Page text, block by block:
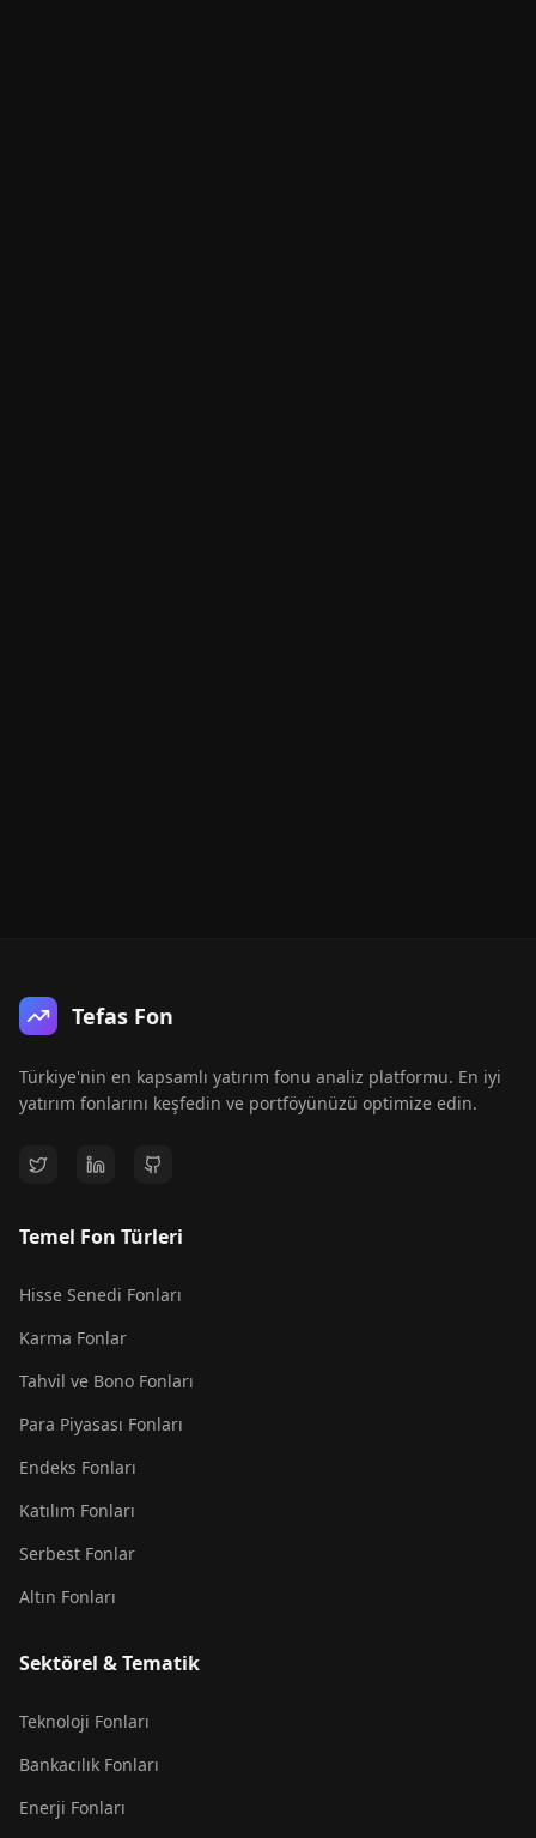
Tefas Fon
Türkiye'nin en kapsamlı yatırım fonu analiz platformu. En iyi
yatırım fonlarını keşfedin ve portföyünüzü optimize edin.
Temel Fon Türleri
Hisse Senedi Fonları
Karma Fonlar
Tahvil ve Bono Fonları
Para Piyasası Fonları
Endeks Fonları
Katılım Fonları
Serbest Fonlar
Altın Fonları
Sektörel & Tematik
Teknoloji Fonları
Bankacılık Fonları
Enerji Fonları